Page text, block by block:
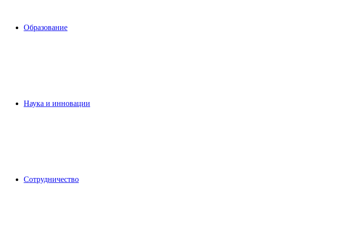
Образование
Наука и инновации
Сотрудничество